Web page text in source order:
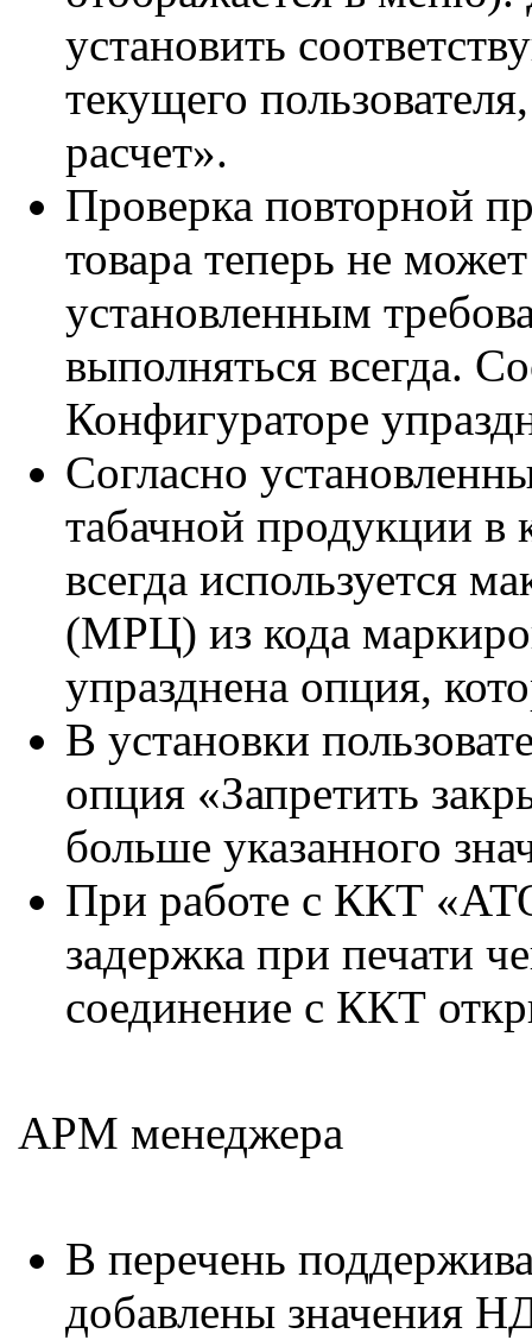
установить
текущего
расчет».
Проверка повторной
товара теперь не
установленным
выполняться всегда.
Конфигураторе
Согласно
табачной продукции в
всегда используется
(МРЦ) из кода
упразднена опция,
В установки
опция «Запретить
больше указанного
При работе с ККТ
задержка при печати
соединение с ККТ
АРМ менеджера
В перечень
добавлены значения